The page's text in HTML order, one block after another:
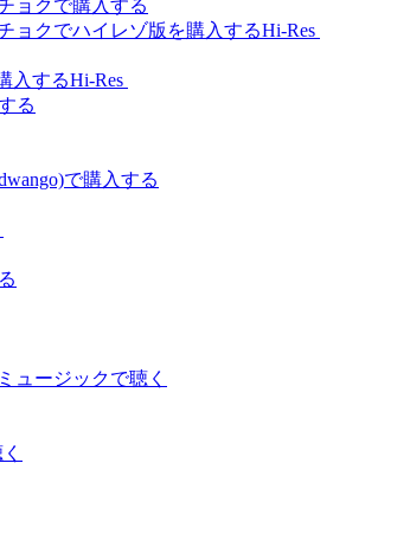
Hi-Res
Hi-Res